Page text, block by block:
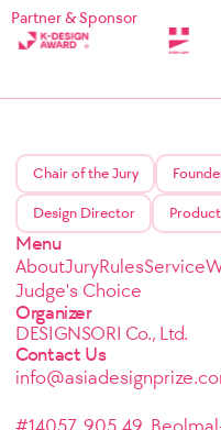
Partner & Sponsor
Chair of the Jury
Design Director
Menu
AboutJuryRulesService
Judge's Choice
Organizer
DESIGNSORI Co., Ltd.
Contact Us